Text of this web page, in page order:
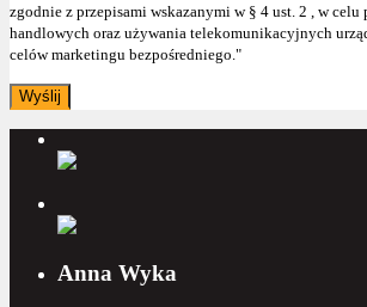
zgodnie z przepisami wskazanymi w § 4 ust. 2 , w celu
handlowych oraz używania telekomunikacyjnych
celów marketingu bezpośredniego."
Anna Wyka